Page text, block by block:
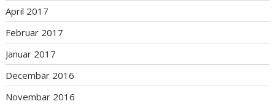
April 2017
Februar 2017
Januar 2017
Decembar 2016
Novembar 2016